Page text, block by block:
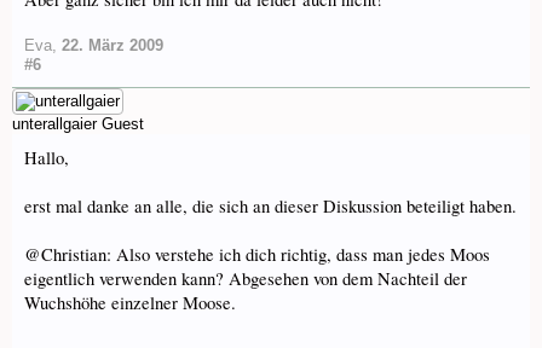
Eva, 22. März 2009
#6
unterallgaier Guest
Hallo,
erst mal danke an alle, die sich an dieser Diskussion beteiligt haben.
@Christian: Also verstehe ich dich richtig, dass man jedes Moos
eigentlich verwenden kann? Abgesehen von dem Nachteil der
Wuchshöhe einzelner Moose.